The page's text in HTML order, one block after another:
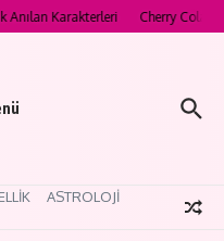
Anılan Karakterleri Cherry Cola
ASTROLOJİ